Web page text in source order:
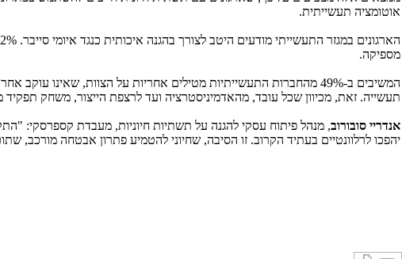
אוטומציה תעשייתית.
מספיקה.
תעשייה. זאת, מכיוון שכל עובד, מהאדמיניסטרציה ועד לרצפת הייצור, משחק
אנדריי סובורוב, מנהל פיתוח עסקי להגנה על תשתיות חיוניות, מעבדת קספרסקי:
יהפכו לרלוונטיים בעתיד הקרוב. זו הסיבה, שחיוני להטמיע פתרון אבטחה מורכב,